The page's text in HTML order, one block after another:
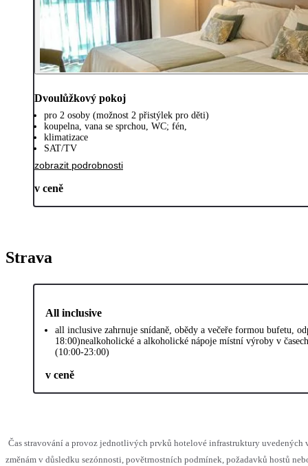
Dvoulůžkový pokoj
pro 2 osoby (možnost 2 přistýlek pro děti)
koupelna, vana se sprchou, WC; fén,
klimatizace
SAT/TV
zobrazit podrobnosti
v ceně
Strava
All inclusive
all inclusive zahrnuje snídaně, obědy a večeře formou bufetu,
18:00)nealkoholické a alkoholické nápoje místní výroby v
(10:00-23:00)
v ceně
Čas stravování a provoz jednotlivých prvků hotelové infrastruktury uvedených
změnám v důsledku sezónnosti, povětrnostních podmínek, požadavků hostů